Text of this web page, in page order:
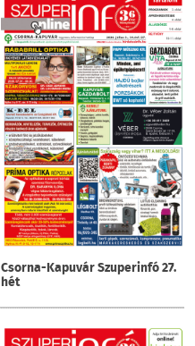
Csorna-Kapuvár Szuperinfó 27.
hét